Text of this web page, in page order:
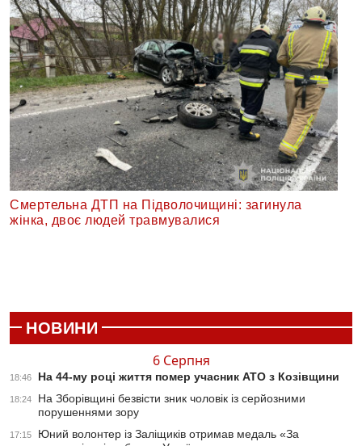
Смертельна ДТП на Підволочищині: загинула
жінка, двоє людей травмувалися
НОВИНИ
6 Серпня
18:46 На 44-му році життя помер учасник АТО з Козівщини
18:24
На Зборівщині безвісти зник чоловік із серйозними
порушеннями зору
17:15
Юний волонтер із Заліщиків отримав медаль «За